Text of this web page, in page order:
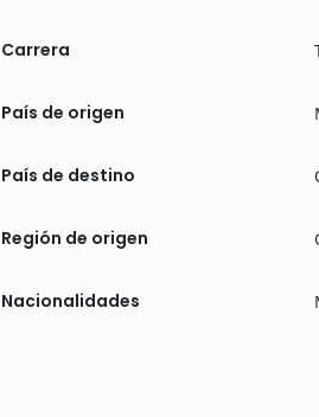
Carrera
País de origen
País de destino
Región de origen
Nacionalidades